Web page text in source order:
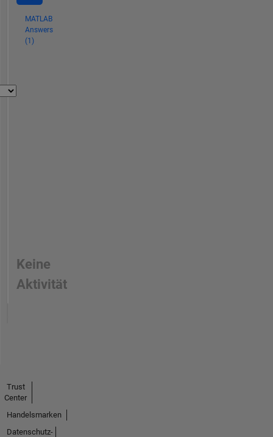
MATLAB
Answers
(1)
Keine
Aktivität
Trust
Center
Handelsmarken
Datenschutz-